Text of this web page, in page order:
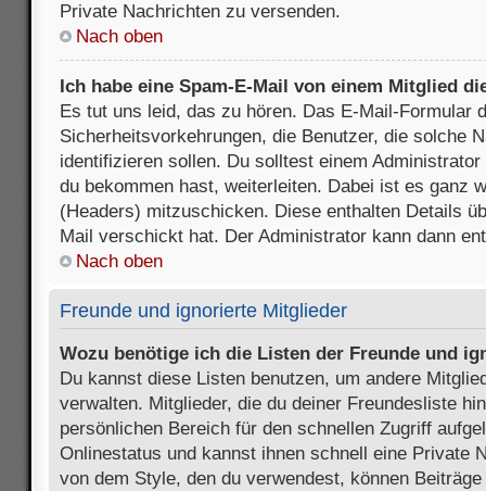
Private Nachrichten zu versenden.
Nach oben
Ich habe eine Spam-E-Mail von einem Mitglied
Es tut uns leid, das zu hören. Das E-Mail-Formular
Sicherheitsvorkehrungen, die Benutzer, die solche
identifizieren sollen. Du solltest einem
du bekommen hast, weiterleiten. Dabei ist es ganz
(Headers) mitzuschicken. Diese enthalten Details
Mail verschickt hat. Der Administrator kann dann
Nach oben
Freunde und ignorierte Mitglieder
Wozu benötige ich die Listen der Freunde und
Du kannst diese Listen benutzen, um andere
verwalten. Mitglieder, die du deiner Freundesliste
persönlichen Bereich für den schnellen Zugriff
Onlinestatus und kannst ihnen schnell eine Private
von dem Style, den du verwendest, können